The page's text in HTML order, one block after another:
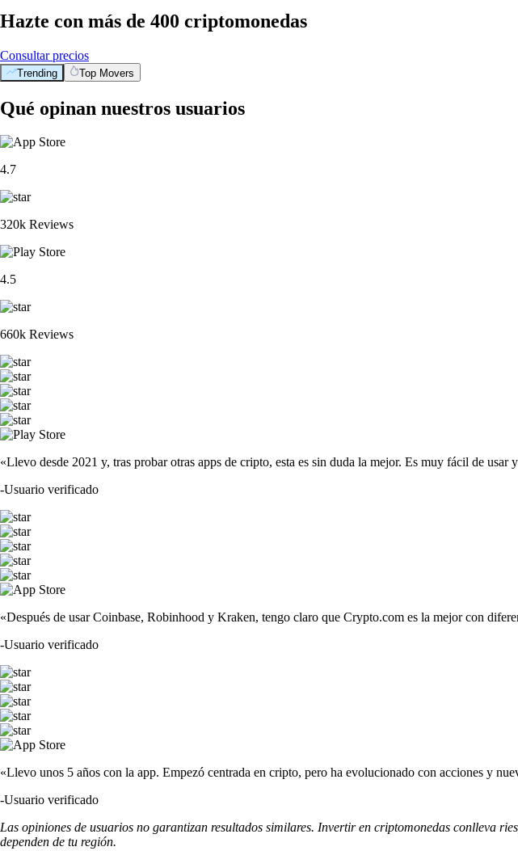
Hazte con más de 400 criptomonedas
Consultar precios
Trending Top Movers
Qué opinan nuestros usuarios
4.7
320k Reviews
4.5
660k Reviews
«Llevo desde 2021 y, tras probar otras apps de cripto, esta es sin duda la mejor. Es muy fácil de usar
-Usuario verificado
«Después de usar Coinbase, Robinhood y Kraken, tengo claro que Crypto.com es la mejor con
-Usuario verificado
«Llevo unos 5 años con la app. Empezó centrada en cripto, pero ha evolucionado con acciones y
-Usuario verificado
Las opiniones de usuarios no garantizan resultados similares. Invertir en criptomonedas conlleva
dependen de tu región.